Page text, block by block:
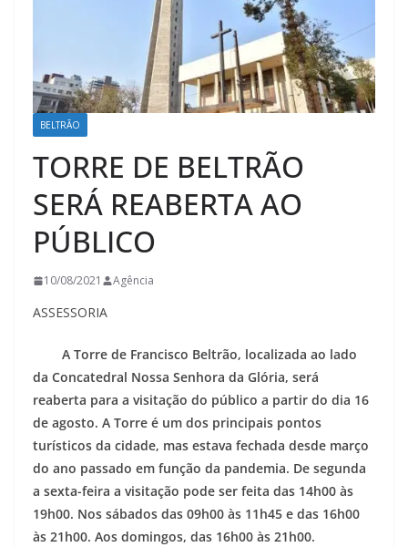
BELTRÃO
TORRE DE BELTRÃO
SERÁ REABERTA AO
PÚBLICO
10/08/2021 Agência
ASSESSORIA
A Torre de Francisco Beltrão, localizada ao lado
da Concatedral Nossa Senhora da Glória, será
reaberta para a visitação do público a partir do dia 16
de agosto. A Torre é um dos principais pontos
turísticos da cidade, mas estava fechada desde março
do ano passado em função da pandemia. De segunda
a sexta-feira a visitação pode ser feita das 14h00 às
19h00. Nos sábados das 09h00 às 11h45 e das 16h00
às 21h00. Aos domingos, das 16h00 às 21h00.